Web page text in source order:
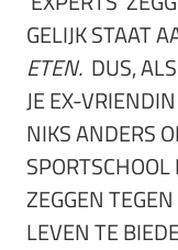
GELIJK STAAT
ETEN. DUS,
JE EX-
NIKS ANDERS
SPORTSCHOOL
ZEGGEN
LEVEN TE